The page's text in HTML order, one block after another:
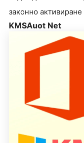
законно
KMSAuot Net